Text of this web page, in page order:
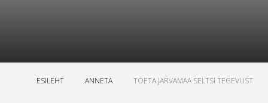
ESILEHT ANNETA TOETA JARVAMAA SELTSI TEGEVUST